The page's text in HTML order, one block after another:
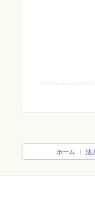
ホーム 法